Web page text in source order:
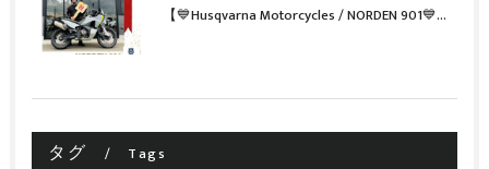
【💙Husqvarna Motorcycles / NORDEN 901💙】 ご納車おめでとうございます🎉✨
タグ Tags